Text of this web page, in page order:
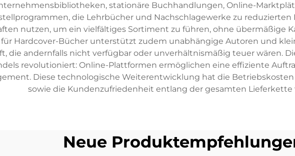
stationäre Buchhandlungen, Online-
die Lehrbücher und Nachschlagewerke zu
nutzen, um ein vielfältiges Sortiment zu führen, ohne übermäßige
Hardcover-Bücher unterstützt zudem unabhängige Autoren und
die andernfalls nicht verfügbar oder unverhältnismäßig teuer wären.
revolutioniert: Online-Plattformen ermöglichen eine effiziente
Diese technologische Weiterentwicklung hat die
sowie die Kundenzufriedenheit entlang der gesamten Lieferkette
Neue